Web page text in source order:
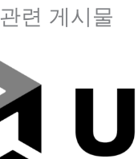
관련 게시물